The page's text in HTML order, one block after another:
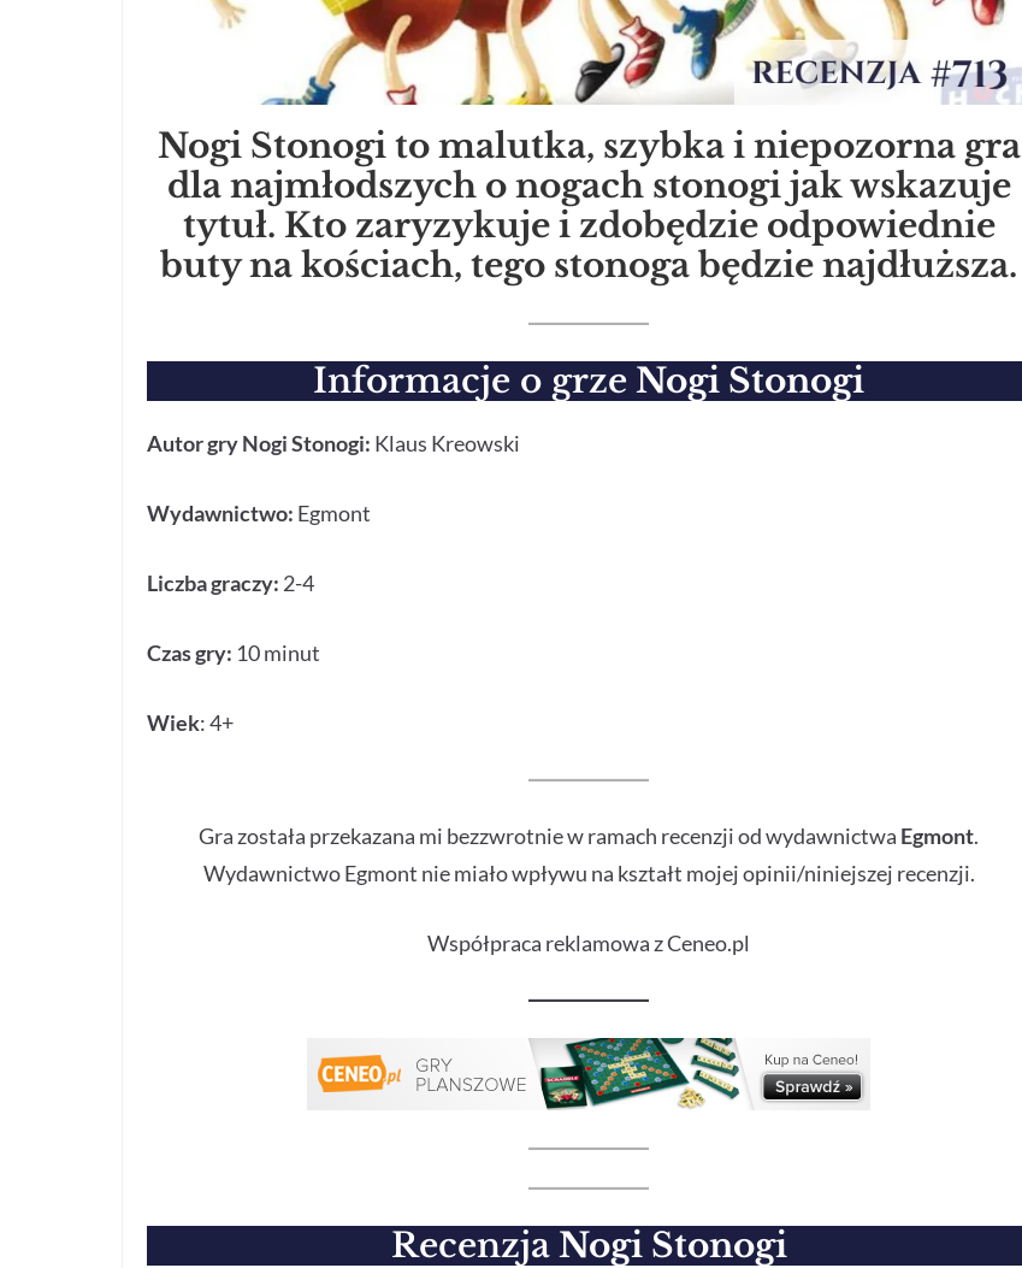
Nogi Stonogi to malutka, szybka i niepozorna gra
dla najmłodszych o nogach stonogi jak wskazuje
tytuł. Kto zaryzykuje i zdobędzie odpowiednie
buty na kościach, tego stonoga będzie najdłuższa.
Informacje o grze Nogi Stonogi
Autor gry Nogi Stonogi: Klaus Kreowski
Wydawnictwo: Egmont
Liczba graczy: 2-4
Czas gry: 10 minut
Wiek: 4+
Gra została przekazana mi bezzwrotnie w ramach recenzji od wydawnictwa Egmont.
Wydawnictwo Egmont nie miało wpływu na kształt mojej opinii/niniejszej recenzji.
Współpraca reklamowa z Ceneo.pl
RecenzjaNogi Stonogi